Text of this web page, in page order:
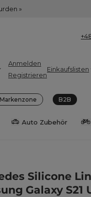
»
Anmelden
Registrieren
Einkaufslisten
Markenzone B2B
Auto Zubehör
Silicone
Galaxy S21